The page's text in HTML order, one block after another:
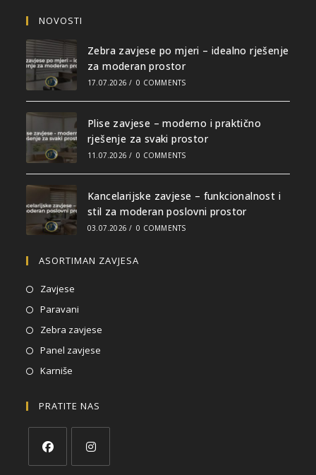
NOVOSTI
Zebra zavjese po mjeri – idealno rješenje
za moderan prostor
17.07.2026 / 0 COMMENTS
Plise zavjese – moderno i praktično
rješenje za svaki prostor
11.07.2026 / 0 COMMENTS
Kancelarijske zavjese – funkcionalnost i
stil za moderan poslovni prostor
03.07.2026 / 0 COMMENTS
ASORTIMAN ZAVJESA
Zavjese
Paravani
Zebra zavjese
Panel zavjese
Karniše
PRATITE NAS